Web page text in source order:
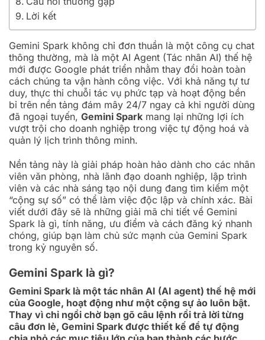
Lời kết
Gemini Spark không chỉ đơn thuần là một công cụ chat
thông thường, mà là một AI Agent (Tác nhân AI) thế hệ
mới được Google phát triển nhằm thay đổi hoàn toàn
cách chúng ta vận hành công việc. Với khả năng tự tư
duy, thực thi chuỗi tác vụ phức tạp và hoạt động bền
bỉ trên nền tảng đám mây 24/7 ngay cả khi người dùng
đã ngoại tuyến, Gemini Spark mang lại những lợi ích
vượt trội cho doanh nghiệp trong việc tự động hoá và
quản lý lịch trình thông minh.
Nền tảng này là giải pháp hoàn hảo dành cho các nhân
viên văn phòng, nhà lãnh đạo doanh nghiệp, lập trình
viên và các nhà sáng tạo nội dung đang tìm kiếm một
“cộng sự số” có thể làm việc độc lập và chính xác. Bài
viết dưới đây sẽ là những giải mã chi tiết về Gemini
Spark là gì, tính năng, ưu điểm và cách đăng ký nhanh
chóng, giúp bạn làm chủ sức mạnh của Gemini Spark
trong kỷ nguyên số.
Gemini Spark là gì?
Gemini Spark là một tác nhân AI (AI agent) thế hệ mới
của Google, hoạt động như một cộng sự ảo luôn bật.
Thay vì chỉ ngồi chờ bạn gõ câu lệnh rồi trả lời từng
câu đơn lẻ, Gemini Spark được thiết kế để tự động